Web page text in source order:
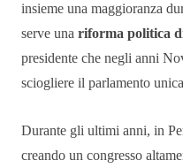
insieme una maggioranza
serve una riforma politica
presidente che negli anni
sciogliere il parlamento
Durante gli ultimi anni, in
creando un congresso